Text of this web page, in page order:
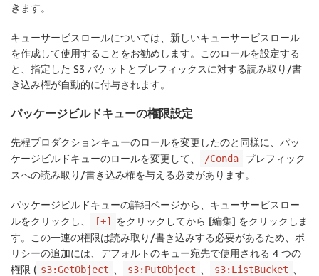
きます。
キューサービスロールについては、新しいキューサービスロール
を作成して使用することをお勧めします。このロールを設定する
と、指定した S3 バケットとプレフィックスに対する読み取り/書
き込み権が自動的に付与されます。
パッケージビルドキューの権限設定
先程プロダクションキューのロールを変更したのと同様に、パッ
ケージビルドキューのロールを変更して、
/Conda
プレフィック
スへの読み取り/書き込み権を与える必要があります。
パッケージビルドキューの詳細ページから、キューサービスロー
ルをクリックし、
[+] をクリックしてから [編集] をクリックしま
す。この一連の権限は読み取り/書き込みする必要があるため、ポ
リシーの追加には、デフォルトのキュー宛先で使用される 4 つの
権限 ( s3:GetObject s3:PutObject s3:ListBucket